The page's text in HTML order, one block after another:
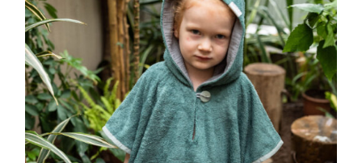
on
mitu
varianti.
Valikuid
saab
teha
tootelehel.